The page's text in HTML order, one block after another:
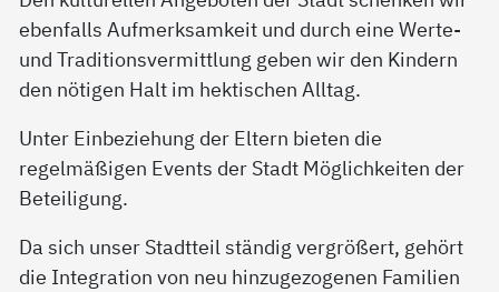
ebenfalls Aufmerksamkeit und durch eine Werte-
und Traditionsvermittlung geben wir den Kindern
den nötigen Halt im hektischen Alltag.
Unter Einbeziehung der Eltern bieten die
regelmäßigen Events der Stadt Möglichkeiten der
Beteiligung.
Da sich unser Stadtteil ständig vergrößert, gehört
die Integration von neu hinzugezogenen Familien